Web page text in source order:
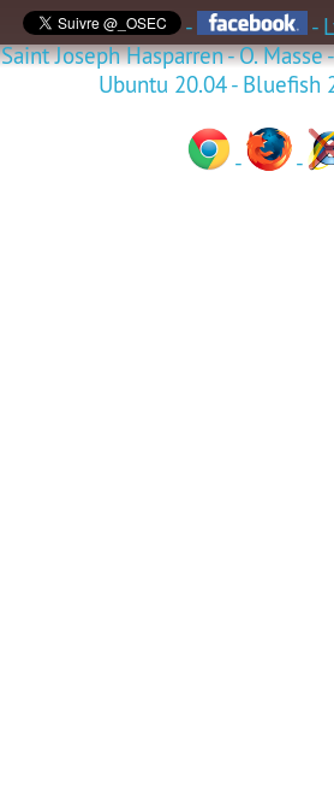
-
-
Saint Joseph Hasparren - O.
Ubuntu 20.04 - Bluefish
- -